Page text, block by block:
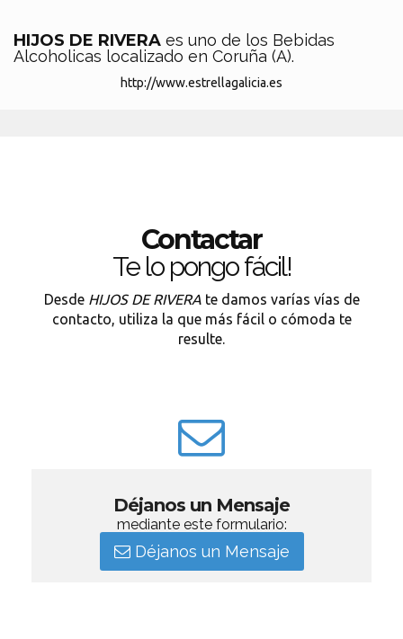
HIJOS DE RIVERA es uno de los Bebidas
Alcoholicas localizado en Coruña (A).
http://www.estrellagalicia.es
Contactar
Te lo pongo fácil!
Desde HIJOS DE RIVERAte damos varías vías de
contacto, utiliza la que más fácil o cómoda te
resulte.
Déjanos un Mensaje
mediante este formulario:
Déjanos un Mensaje